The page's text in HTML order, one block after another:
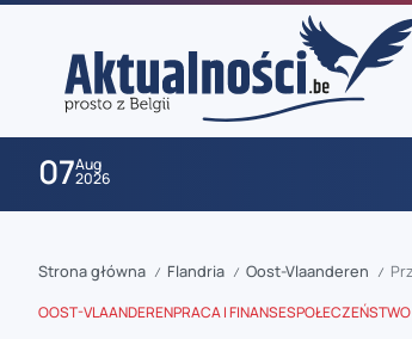
07Aug
2026
Strona główna / Flandria / Oost-Vlaanderen /
OOST-VLAANDERENPRACA I FINANSESPOŁECZEŃSTWO